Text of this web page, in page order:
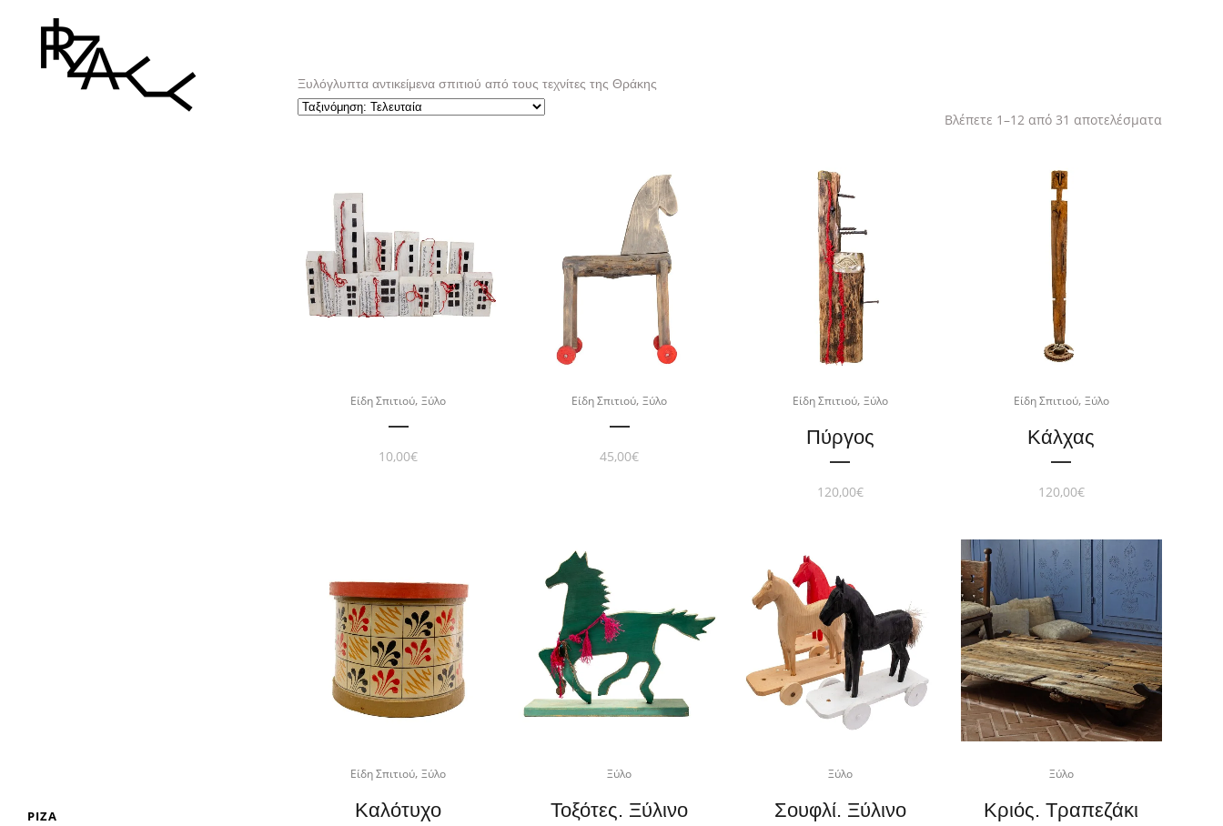
ΡΊΖΑ
Ξυλόγλυπτα αντικείμενα σπιτιού από τους τεχνίτες της Θράκης
Βλέπετε 1–12 από 31 αποτελέσματα
Είδη Σπιτιού,Ξύλο
10,00€
Είδη Σπιτιού,Ξύλο
45,00€
Είδη Σπιτιού, Ξύλο
Πύργος
120,00€
Είδη Σπιτιού, Ξύλο
Κάλχας
120,00€
Είδη Σπιτιού,Ξύλο
Καλότυχο
Ξύλο
Τοξότες. Ξύλινο
Ξύλο
Σουφλί. Ξύλινο
Ξύλο
Κριός. Τραπεζάκι